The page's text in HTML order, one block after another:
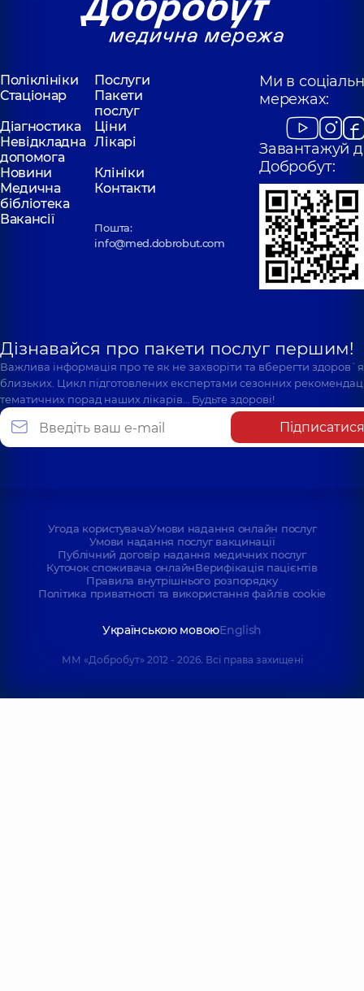
Поліклініки
Послуги
Стаціонар
Пакети
послуг
Діагностика
Ціни
Невідкладна
допомога
Лікарі
Новини
Клініки
Медична
бібліотека
Контакти
Вакансії
Пошта:
info@med.dobrobut.com
Ми в
мережах:
Завантажуй
Добробут:
Дізнавайся про пакети послуг першим!
Важлива інформація про те як не захворіти та вберегти
близьких. Цикл підготовлених експертами сезонних
тематичних порад наших лікарів… Будьте здорові!
Підписатися
Угода користувачаУмови надання онлайн послуг
Умови надання послуг вакцинації
Публічний договір надання медичних послуг
Куточок споживача онлайнВерифікація пацієнтів
Правила внутрішнього розпорядку
Політика приватності та використання файлів cookie
Українською мовоюEnglish
ММ «Добробут» 2012 - 2026. Всі права захищені